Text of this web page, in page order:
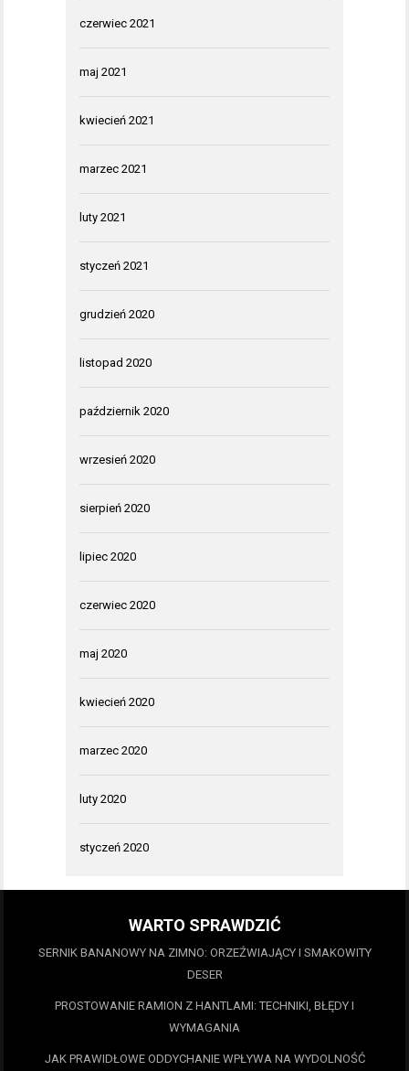
czerwiec 2021
maj 2021
kwiecień 2021
marzec 2021
luty 2021
styczeń 2021
grudzień 2020
listopad 2020
październik 2020
wrzesień 2020
sierpień 2020
lipiec 2020
czerwiec 2020
maj 2020
kwiecień 2020
marzec 2020
luty 2020
styczeń 2020
WARTO SPRAWDZIĆ
SERNIK BANANOWY NA ZIMNO: ORZEŹWIAJĄCY I SMAKOWITY
DESER
PROSTOWANIE RAMION Z HANTLAMI: TECHNIKI, BŁĘDY I
WYMAGANIA
JAK PRAWIDŁOWE ODDYCHANIE WPŁYWA NA WYDOLNOŚĆ